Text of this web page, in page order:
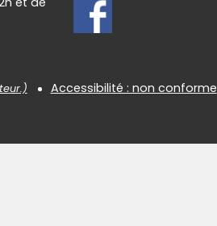
Accessibilité : non conforme